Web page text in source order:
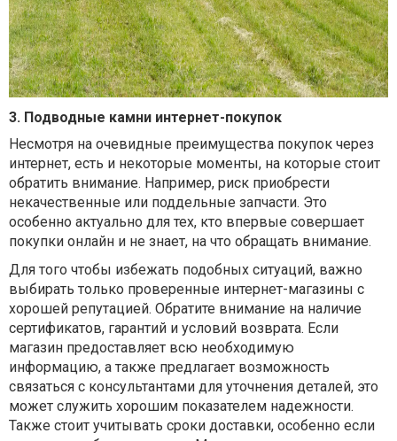
3. Подводные камни интернет-покупок
Несмотря на очевидные преимущества покупок через
интернет, есть и некоторые моменты, на которые стоит
обратить внимание. Например, риск приобрести
некачественные или поддельные запчасти. Это
особенно актуально для тех, кто впервые совершает
покупки онлайн и не знает, на что обращать внимание.
Для того чтобы избежать подобных ситуаций, важно
выбирать только проверенные интернет-магазины с
хорошей репутацией. Обратите внимание на наличие
сертификатов, гарантий и условий возврата. Если
магазин предоставляет всю необходимую
информацию, а также предлагает возможность
связаться с консультантами для уточнения деталей, это
может служить хорошим показателем надежности.
Также стоит учитывать сроки доставки, особенно если